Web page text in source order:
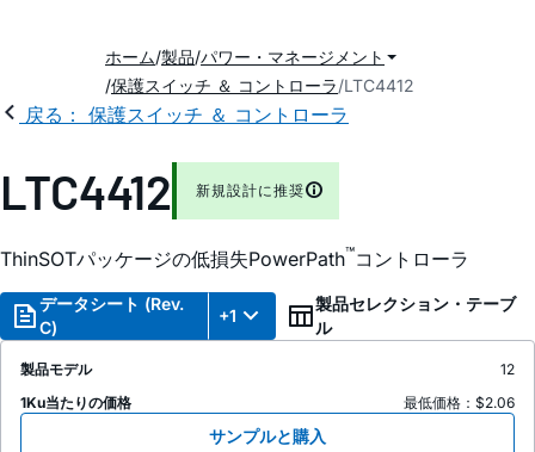
ホーム 製品 パワー・マネージメント
保護スイッチ ＆ コントローラ LTC4412
戻る： 保護スイッチ ＆ コントローラ
LTC4412 新規設計に推奨
ThinSOTパッケージの低損失PowerPath™コントローラ
データシート (Rev.
C)
+1
製品セレクション・テーブ
ル
製品モデル
12
1Ku当たりの価格
最低価格：$2.06
サンプルと購入